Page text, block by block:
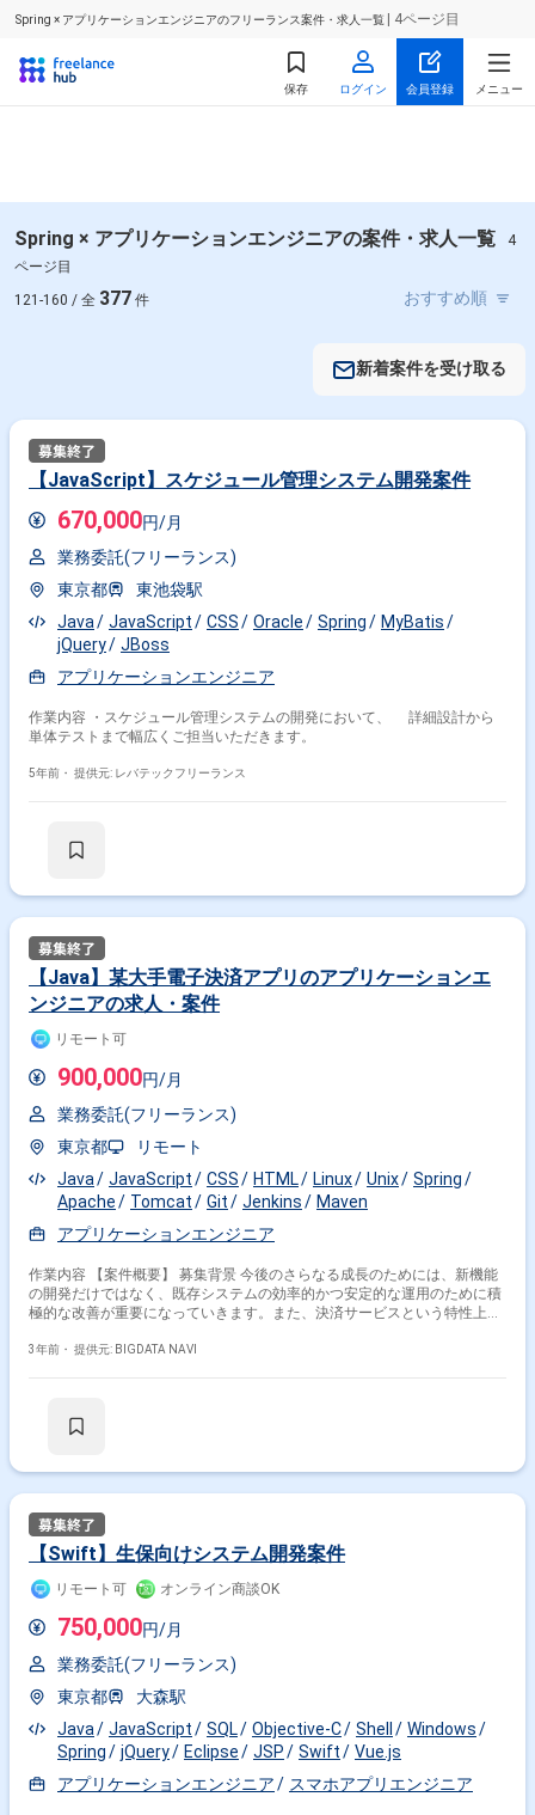
Spring × アプリケーションエンジニアのフリーランス案件・求人一覧 | 4ページ目
保存 ログイン 会員登録 メニュー
Spring × アプリケーションエンジニアの案件・求人一覧
4
ページ目
121-160 / 全 377 件
新着案件を受け取る
【JavaScript】スケジュール管理システム開発案件
670,000円/月
業務委託(フリーランス)
東京都
東池袋駅
Java
JavaScript CSS Oracle Spring
MyBatis
jQuery
JBoss
アプリケーションエンジニア
作業内容 ・スケジュール管理システムの開発において、 詳細設計から
単体テストまで幅広くご担当いただきます。
5年前・ 提供元: レバテックフリーランス
【Java】某大手電子決済アプリのアプリケーションエ
ンジニアの求人・案件
リモート可
900,000円/月
業務委託(フリーランス)
東京都
リモート
Java
JavaScript CSS HTML Linux Unix
Spring
Apache
Tomcat Git Jenkins
Maven
アプリケーションエンジニア
作業内容 【案件概要】 募集背景 今後のさらなる成長のためには、新機能
の開発だけではなく、既存システムの効率的かつ安定的な運用のために積
極的な改善が重要になっていきます。また、決済サービスという特性上、
められます。 そのため、責任感をもって、能動的に進めることができるエ
ータを基にしたレポート作成システム etc. 技術的には、Java, JavaScript,
す。
3年前・ 提供元: BIGDATA NAVI
【Swift】生保向けシステム開発案件
リモート可 オンライン商談OK
750,000円/月
業務委託(フリーランス)
東京都
大森駅
Java
JavaScript SQL Objective-C Shell
Windows
Spring
jQuery Eclipse JSP Swift
Vue.js
アプリケーションエンジニア
スマホアプリエンジニア